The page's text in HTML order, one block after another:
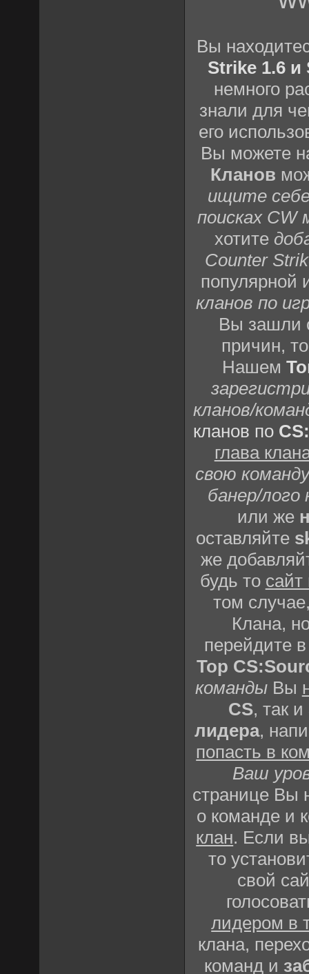
Вы
Strike 1.6 и
немного
знали для
его
Вы можете
Кланов
ищите
поисках CW
хотите
Counter
кланов по
Вы зашли
причин,
Нашем
кланов/
кланов по
глава
свою
банер/лого
или же
оставляйте
же
будь то сайт
том
Клана,
перейдите
Top
командыВы
CS, так и
лидера,
попасть в
Ваш
странице Вы
о команде и
клан. Если
то
свой
лидером в
клана,
команд и